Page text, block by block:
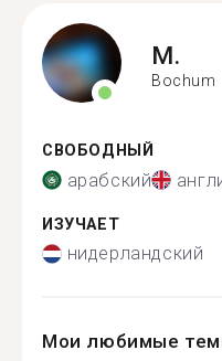
M.
Bochum
СВОБОДНЫЙ
арабский
ИЗУЧАЕТ
нидерландский
Мои любимые